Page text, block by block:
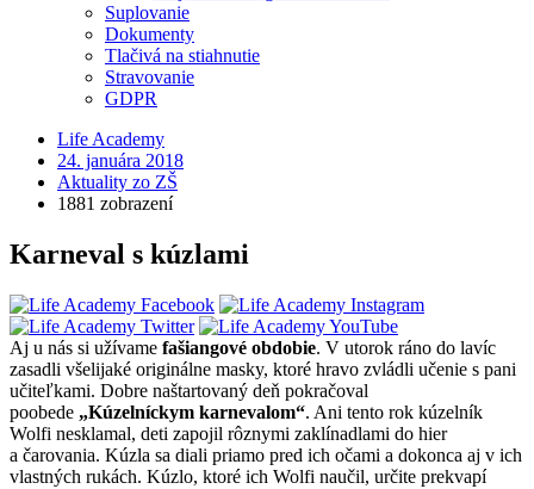
Suplovanie
Dokumenty
Tlačivá na stiahnutie
Stravovanie
GDPR
Life Academy
24. januára 2018
Aktuality zo ZŠ
1881 zobrazení
Karneval s kúzlami
Aj u nás si užívame fašiangové obdobie. V utorok ráno do lavíc
zasadli všelijaké originálne masky, ktoré hravo zvládli učenie s pani
učiteľkami. Dobre naštartovaný deň pokračoval
poobede „Kúzelníckym karnevalom“. Ani tento rok kúzelník
Wolfi nesklamal, deti zapojil rôznymi zaklínadlami do hier
a čarovania. Kúzla sa diali priamo pred ich očami a dokonca aj v ich
vlastných rukách. Kúzlo, ktoré ich Wolfi naučil, určite prekvapí